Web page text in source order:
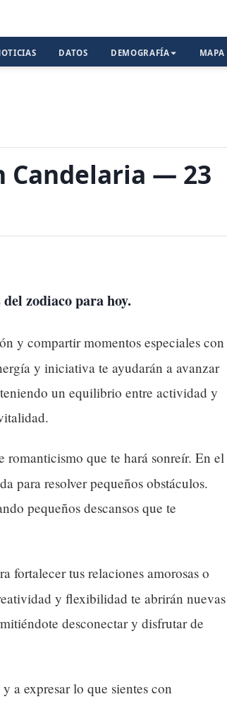
DATOS DEMOGRAFÍA MAPA
Candelaria — 23
zodiaco para hoy.
y compartir momentos especiales con
y iniciativa te ayudarán a avanzar
un equilibrio entre actividad y
romanticismo que te hará sonreír. En el
para resolver pequeños obstáculos.
pequeños descansos que te
fortalecer tus relaciones amorosas o
y flexibilidad te abrirán nuevas
desconectar y disfrutar de
a expresar lo que sientes con